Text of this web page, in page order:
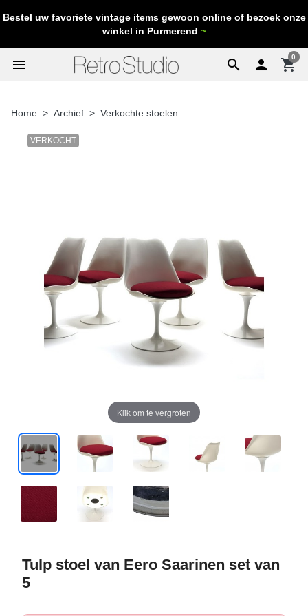
Bestel uw favoriete vintage items gewoon online of bezoek onze
winkel in Purmerend ~
search
menu  shopping_cart
0
Home Archief Verkochte stoelen
VERKOCHT
Klik om te vergroten
Tulp stoel van Eero Saarinen set van
5